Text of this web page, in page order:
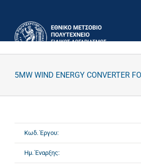
περιεχόμενο
5MW WIND ENERGY CONVERTER
Κωδ. Έργου:
Ημ. Έναρξης: